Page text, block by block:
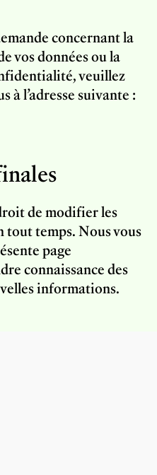
concernant la
vos données ou la
veuillez
à l’adresse suivante :
de modifier les
tout temps. Nous vous
page
connaissance des
informations.